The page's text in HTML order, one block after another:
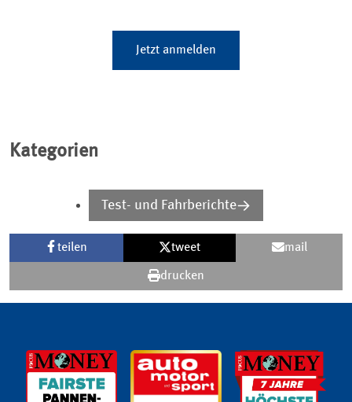
Jetzt anmelden
Kategorien
Test- und Fahrberichte
teilen tweet mail
drucken